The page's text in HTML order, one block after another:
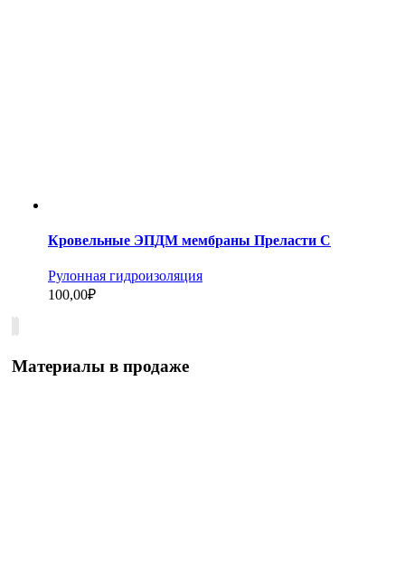
Кровельные ЭПДМ мембраны Преласти С
Рулонная гидроизоляция
100,00₽
Материалы в продаже